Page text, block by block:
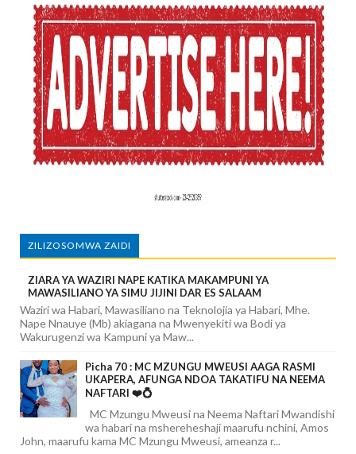
ZILIZOSOMWA ZAIDI
ZIARA YA WAZIRI NAPE KATIKA MAKAMPUNI YA
MAWASILIANO YA SIMU JIJINI DAR ES SALAAM
Waziri wa Habari, Mawasiliano na Teknolojia ya Habari, Mhe.
Nape Nnauye (Mb) akiagana na Mwenyekiti wa Bodi ya
Wakurugenzi wa Kampuni ya Maw...
Picha 70 : MC MZUNGU MWEUSI AAGA RASMI
UKAPERA, AFUNGA NDOA TAKATIFU NA NEEMA
NAFTARI ❤️💍
MC Mzungu Mweusi na Neema Naftari Mwandishi
wa habari na mshereheshaji maarufu nchini, Amos
John, maarufu kama MC Mzungu Mweusi, ameanza r...